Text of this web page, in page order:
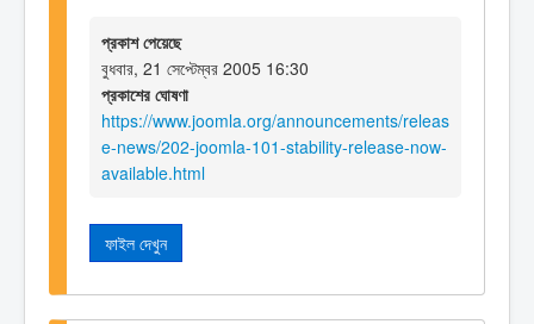
প্রকাশ পেয়েছে
বুধবার, 21 সেপ্টেম্বর 2005 16:30
প্রকাশের ঘোষণা
https://www.joomla.org/announcements/releas
e-news/202-joomla-101-stability-release-now-
available.html
ফাইল দেখুন